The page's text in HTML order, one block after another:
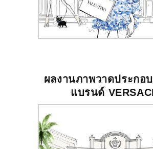
ผลงานภาพวาดประกอ
แบรนด์